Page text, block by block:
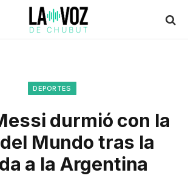
DEPORTES
durmió con la
Mundo tras la
a la Argentina